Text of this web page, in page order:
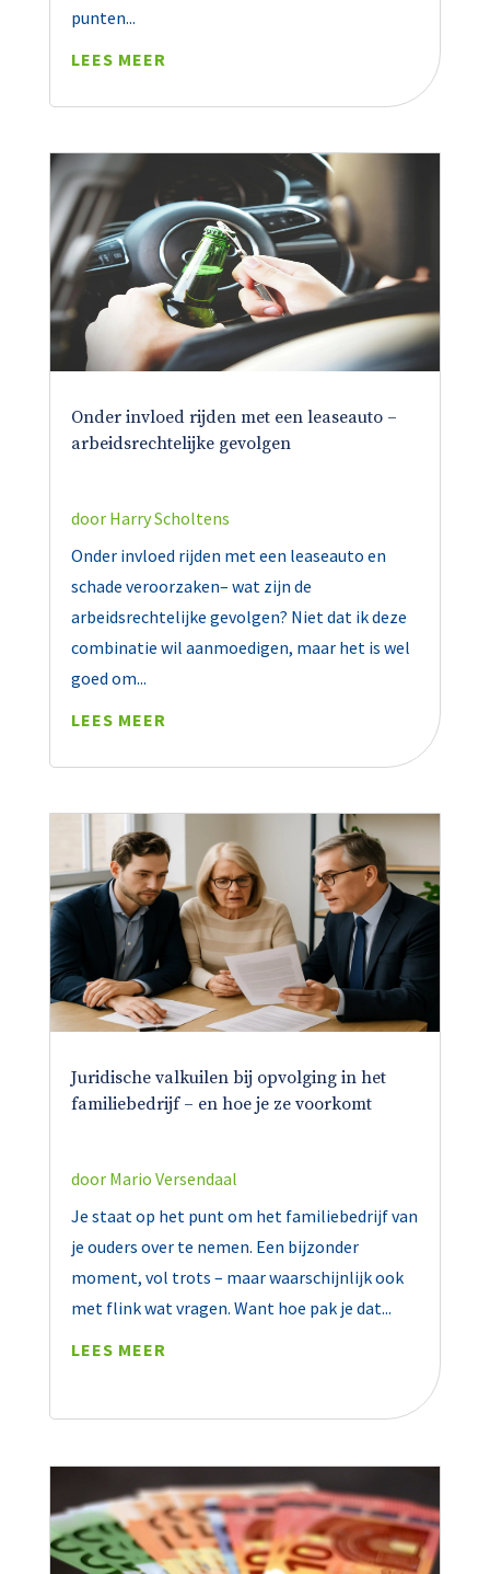
punten...
LEES MEER
Onder invloed rijden met een leaseauto –
arbeidsrechtelijke gevolgen
door Harry Scholtens
Onder invloed rijden met een leaseauto en
schade veroorzaken– wat zijn de
arbeidsrechtelijke gevolgen? Niet dat ik deze
combinatie wil aanmoedigen, maar het is wel
goed om...
LEES MEER
Juridische valkuilen bij opvolging in het
familiebedrijf – en hoe je ze voorkomt
door Mario Versendaal
Je staat op het punt om het familiebedrijf van
je ouders over te nemen. Een bijzonder
moment, vol trots – maar waarschijnlijk ook
met flink wat vragen. Want hoe pak je dat...
LEES MEER